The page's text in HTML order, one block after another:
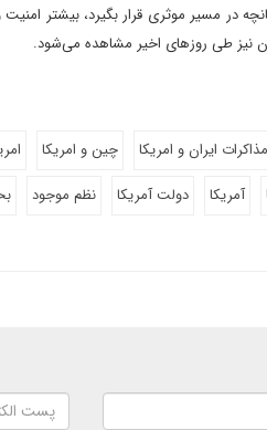
مسیر موثری قرار بگیرد، بیشتر امنیت
نیز طی روزهای اخیر مشاهده می‌شود.
مذاکرات ایران و امریکا چین و امریکا
آمریکا دولت آمریکا نظم موجود